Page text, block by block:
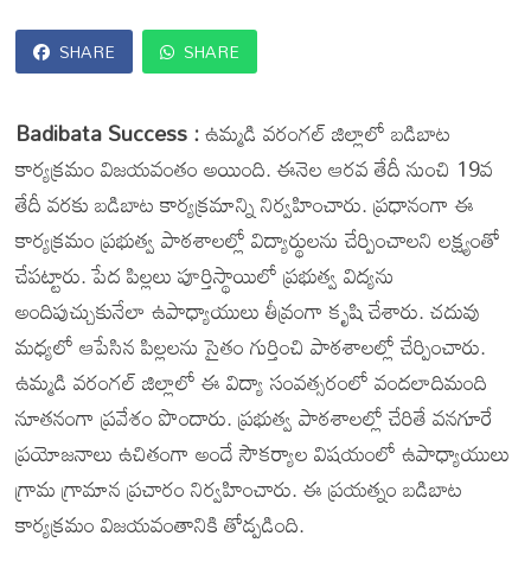
SHARE SHARE
Badibata Success :ఉమ్మడి వరంగల్ జిల్లాలో బడిబాట
కార్యక్రమం విజయవంతం అయింది. ఈనెల ఆరవ తేదీ నుంచి 19వ
తేదీ వరకు బడిబాట కార్యక్రమాన్ని నిర్వహించారు. ప్రధానంగా ఈ
కార్యక్రమం ప్రభుత్వ పాఠశాలల్లో విద్యార్థులను చేర్పించాలని లక్ష్యంతో
చేపట్టారు. పేద పిల్లలు పూర్తిస్థాయిలో ప్రభుత్వ విద్యను
అందిపుచ్చుకునేలా ఉపాధ్యాయులు తీవ్రంగా కృషి చేశారు. చదువు
మధ్యలో ఆపేసిన పిల్లలను సైతం గుర్తించి పాఠశాలల్లో చేర్పించారు.
ఉమ్మడి వరంగల్ జిల్లాలో ఈ విద్యా సంవత్సరంలో వందలాదిమంది
నూతనంగా ప్రవేశం పొందారు. ప్రభుత్వ పాఠశాలల్లో చేరితే వనగూరే
ప్రయోజనాలు ఉచితంగా అందే సౌకర్యాల విషయంలో ఉపాధ్యాయులు
గ్రామ గ్రామాన ప్రచారం నిర్వహించారు. ఈ ప్రయత్నం బడిబాట
కార్యక్రమం విజయవంతానికి తోడ్పడింది.